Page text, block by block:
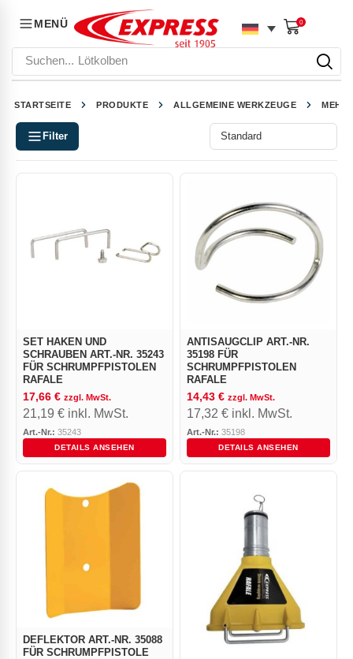
MENÜ 0
Suchen... Lötkolben
STARTSEITE PRODUKTE ALLGEMEINE WERKZEUGE
Filter
SET HAKEN UND
SCHRAUBEN ART.-NR. 35243
FÜR SCHRUMPFPISTOLEN
RAFALE
17,66 € zzgl. MwSt.
21,19 € inkl. MwSt.
Art.-Nr.: 35243
DETAILS ANSEHEN
ANTISAUGCLIP ART.-NR.
35198 FÜR
SCHRUMPFPISTOLEN
RAFALE
14,43 € zzgl. MwSt.
17,32 € inkl. MwSt.
Art.-Nr.: 35198
DETAILS ANSEHEN
DEFLEKTOR ART.-NR. 35088
FÜR SCHRUMPFPISTOLE